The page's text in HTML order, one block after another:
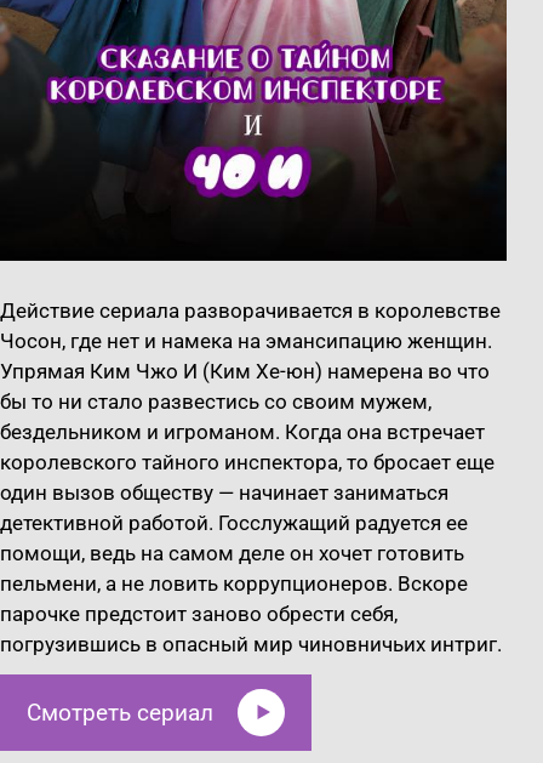
Действие сериала разворачивается в королевстве
Чосон, где нет и намека на эмансипацию женщин.
Упрямая Ким Чжо И (Ким Хе-юн) намерена во что
бы то ни стало развестись со своим мужем,
бездельником и игроманом. Когда она встречает
королевского тайного инспектора, то бросает еще
один вызов обществу — начинает заниматься
детективной работой. Госслужащий радуется ее
помощи, ведь на самом деле он хочет готовить
пельмени, а не ловить коррупционеров. Вскоре
парочке предстоит заново обрести себя,
погрузившись в опасный мир чиновничьих интриг.
Смотреть сериал